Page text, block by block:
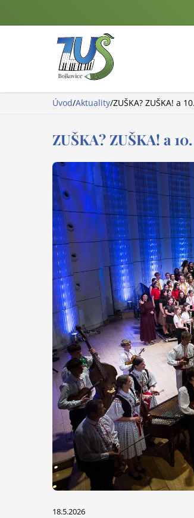
Úvod/Aktuality/ZUŠKA? ZUŠKA! a
ZUŠKA? ZUŠKA! a
18.5.2026